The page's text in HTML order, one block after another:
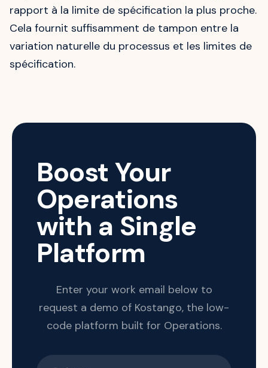
rapport à la limite de spécification la plus proche.
Cela fournit suffisamment de tampon entre la
variation naturelle du processus et les limites de
spécification.
Boost Your
Operations
with a Single
Platform
Enter your work email below to
request a demo of Kostango, the low-
code platform built for Operations.